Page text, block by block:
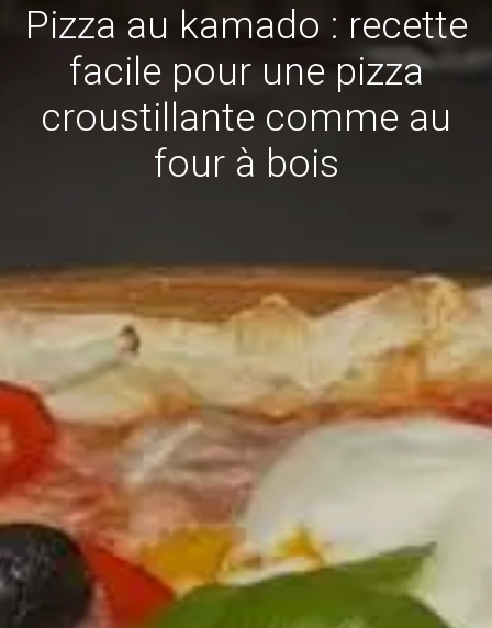
Pizza au kamado : recette
facile pour une pizza
croustillante comme au
four à bois